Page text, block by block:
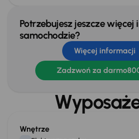
Potrzebujesz jeszcze więcej
samochodzie?
Więcej informacji
Zadzwoń za darmo
Wnętrze